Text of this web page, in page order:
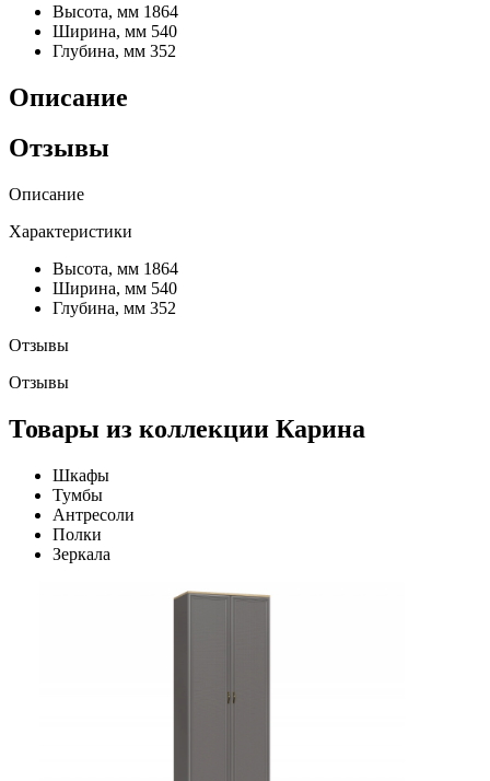
Высота, мм 1864
Ширина, мм 540
Глубина, мм 352
Описание
Отзывы
Описание
Характеристики
Высота, мм 1864
Ширина, мм 540
Глубина, мм 352
Отзывы
Отзывы
Товары из коллекции Карина
Шкафы
Тумбы
Антресоли
Полки
Зеркала